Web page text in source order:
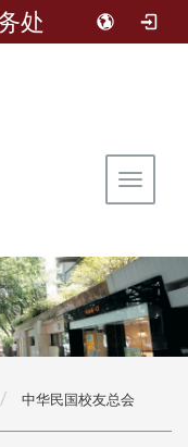
处
Toggle
中华民国校友总会